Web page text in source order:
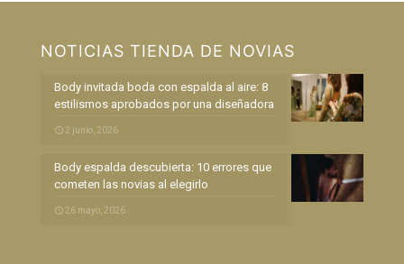
NOTICIAS TIENDA DE NOVIAS
Body invitada boda con espalda al aire: 8
estilismos aprobados por una diseñadora
2 junio, 2026
Body espalda descubierta: 10 errores que
cometen las novias al elegirlo
26 mayo, 2026